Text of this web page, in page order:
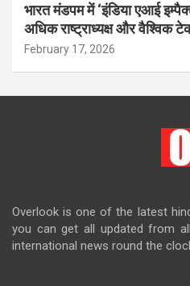
भारत मंडपम में ‘इंडिया एआई
अधिक राष्ट्राध्यक्ष और वैश्विक
February 17, 2026
Overlook is one of the latest
you can get all updated from
international news round the